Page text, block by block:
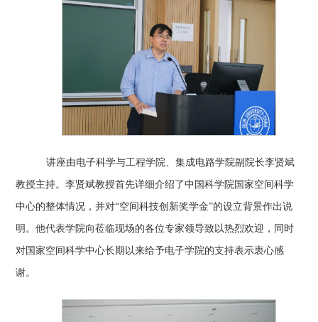
讲座由电子科学与工程学院、集成电路学院副院长李贤斌
教授主持。李贤斌教授首先详细介绍了中国科学院国家空间科学
中心的整体情况，并对“空间科技创新奖学金”的设立背景作出说
明。他代表学院向莅临现场的各位专家领导致以热烈欢迎，同时
对国家空间科学中心长期以来给予电子学院的支持表示衷心感
谢。